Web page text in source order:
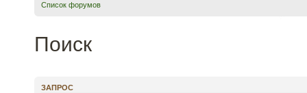
Список форумов
Поиск
ЗАПРОС